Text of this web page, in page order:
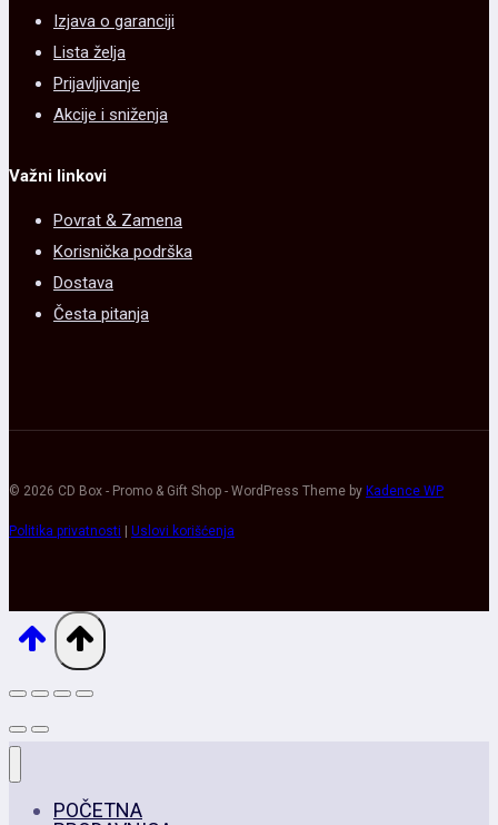
Izjava o garanciji
Lista želja
Prijavljivanje
Akcije i sniženja
Važni linkovi
Povrat & Zamena
Korisnička podrška
Dostava
Česta pitanja
© 2026 CD Box - Promo & Gift Shop - WordPress Theme by Kadence WP
Politika privatnosti Uslovi korišćenja
POČETNA